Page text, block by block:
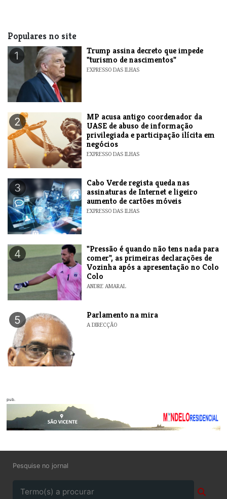
Populares no site
1
Trump assina decreto que impede
"turismo de nascimentos"
EXPRESSO DAS ILHAS
2
MP acusa antigo coordenador da
UASE de abuso de informação
privilegiada e participação ilícita em
negócios
EXPRESSO DAS ILHAS
3
Cabo Verde regista queda nas
assinaturas de Internet e ligeiro
aumento de cartões móveis
EXPRESSO DAS ILHAS
4
"Pressão é quando não tens nada para
comer", as primeiras declarações de
Vozinha após a apresentação no Colo
Colo
ANDRE AMARAL
5 Parlamento na mira
A DIRECÇÃO
pub.
Pesquise no jornal